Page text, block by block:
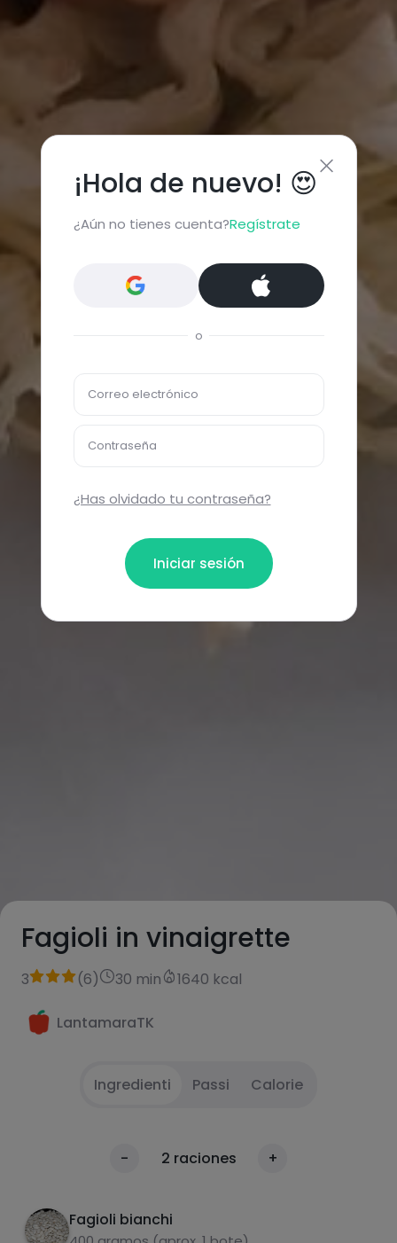
Fagioli in vinaigrette
3 (6) 30 min 1640 kcal
LantamaraTK
Ingredienti Passi Calorie
- 2 raciones +
Fagioli bianchi
Brunoise tutte le verdure
6 cucchiai di aceto di Modena.
¡Hola de nuevo! 😍
¿Aún no tienes cuenta?Regístrate
o
Correo electrónico
Contraseña
¿Has olvidado tu contraseña?
Iniciar sesión